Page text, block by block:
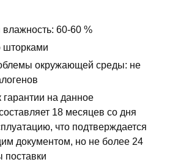
влажность: 60-60 %
шторками
окружающей среды: не
гарантии на данное
18 месяцев со дня
что подтверждается
документом, но не более 24
поставки